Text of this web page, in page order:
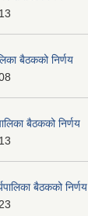
बैठकको निर्णय
बैठकको निर्णय
बैठकको निर्णय